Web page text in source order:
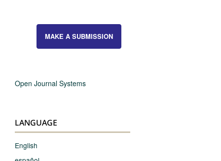
MAKE A SUBMISSION
Open Journal Systems
LANGUAGE
English